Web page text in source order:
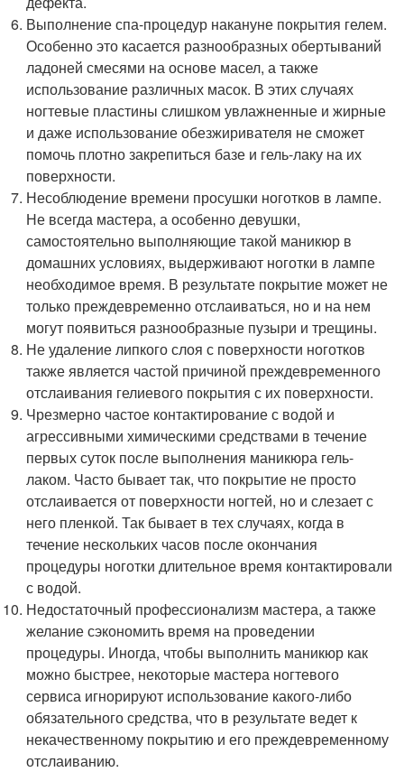
Выполнение спа-процедур накануне покрытия гелем.
Особенно это касается разнообразных обертываний
ладоней смесями на основе масел, а также
использование различных масок. В этих случаях
ногтевые пластины слишком увлажненные и жирные
и даже использование обезжиривателя не сможет
помочь плотно закрепиться базе и гель-лаку на их
поверхности.
Несоблюдение времени просушки ноготков в лампе.
Не всегда мастера, а особенно девушки,
самостоятельно выполняющие такой маникюр в
домашних условиях, выдерживают ноготки в лампе
необходимое время. В результате покрытие может не
только преждевременно отслаиваться, но и на нем
могут появиться разнообразные пузыри и трещины.
Не удаление липкого слоя с поверхности ноготков
также является частой причиной преждевременного
отслаивания гелиевого покрытия с их поверхности.
Чрезмерно частое контактирование с водой и
агрессивными химическими средствами в течение
первых суток после выполнения маникюра гель-
лаком. Часто бывает так, что покрытие не просто
отслаивается от поверхности ногтей, но и слезает с
него пленкой. Так бывает в тех случаях, когда в
течение нескольких часов после окончания
процедуры ноготки длительное время контактировали
с водой.
Недостаточный профессионализм мастера, а также
желание сэкономить время на проведении
процедуры. Иногда, чтобы выполнить маникюр как
можно быстрее, некоторые мастера ногтевого
сервиса игнорируют использование какого-либо
обязательного средства, что в результате ведет к
некачественному покрытию и его преждевременному
отслаиванию.